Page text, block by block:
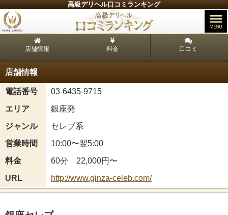
高級デリヘル口コミランキング
店舗情報 料金 口コミ
店舗情報
電話番号
03-6435-9715
エリア
銀座発
ジャンル
セレブ系
営業時間
10:00〜翌5:00
料金
60分 22,000円〜
URL
http://www.ginza-celeb.com/